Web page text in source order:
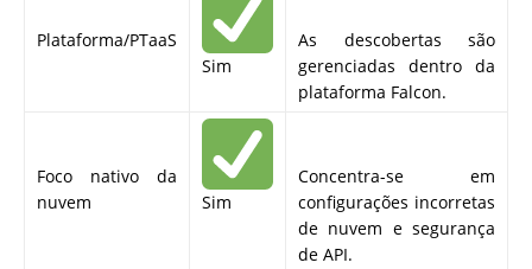
Plataforma/PTaaS
Sim
As descobertas são
gerenciadas dentro da
plataforma Falcon.
Foco nativo da
nuvem
Sim
Concentra-se em
configurações incorretas
de nuvem e segurança
de API.